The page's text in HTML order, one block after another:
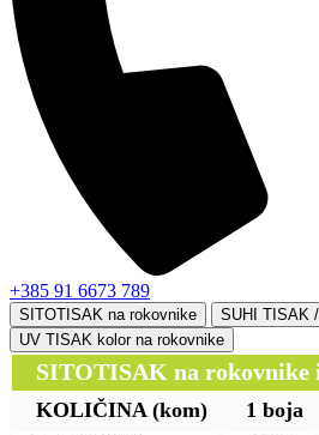
+385 91 6673 789
SITOTISAK na rokovnike
SUHI TISAK
UV TISAK kolor na rokovnike
SITOTISAK na rokovnike
KOLIČINA (kom) 1 boja